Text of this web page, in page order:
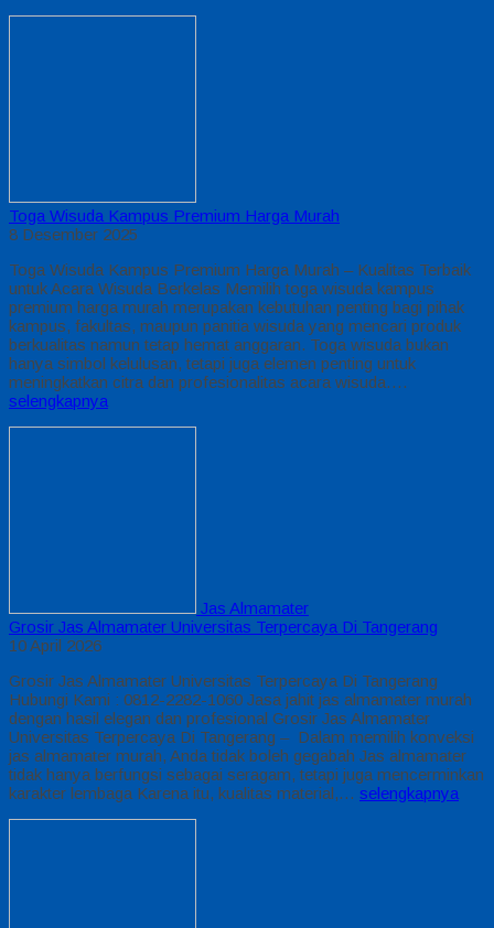
Toga Wisuda Kampus Premium Harga Murah
8 Desember 2025
Toga Wisuda Kampus Premium Harga Murah – Kualitas Terbaik
untuk Acara Wisuda Berkelas Memilih toga wisuda kampus
premium harga murah merupakan kebutuhan penting bagi pihak
kampus, fakultas, maupun panitia wisuda yang mencari produk
berkualitas namun tetap hemat anggaran. Toga wisuda bukan
hanya simbol kelulusan, tetapi juga elemen penting untuk
meningkatkan citra dan profesionalitas acara wisuda….
selengkapnya
Jas Almamater
Grosir Jas Almamater Universitas Terpercaya Di Tangerang
10 April 2026
Grosir Jas Almamater Universitas Terpercaya Di Tangerang
Hubungi Kami : 0812-2282-1060 Jasa jahit jas almamater murah
dengan hasil elegan dan profesional Grosir Jas Almamater
Universitas Terpercaya Di Tangerang – Dalam memilih konveksi
jas almamater murah, Anda tidak boleh gegabah Jas almamater
tidak hanya berfungsi sebagai seragam, tetapi juga mencerminkan
karakter lembaga Karena itu, kualitas material,… selengkapnya